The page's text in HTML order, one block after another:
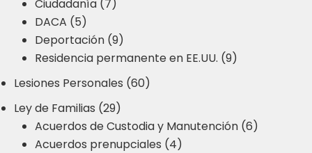
Ciudadanía (7)
DACA (5)
Deportación (9)
Residencia permanente en EE.UU. (9)
Lesiones Personales (60)
Ley de Familias (29)
Acuerdos de Custodia y Manutención (6)
Acuerdos prenupciales (4)